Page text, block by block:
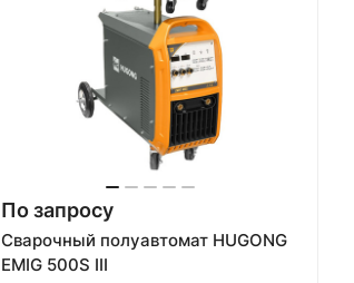
По запросу
Сварочный полуавтомат HUGONG
EMIG 500S III